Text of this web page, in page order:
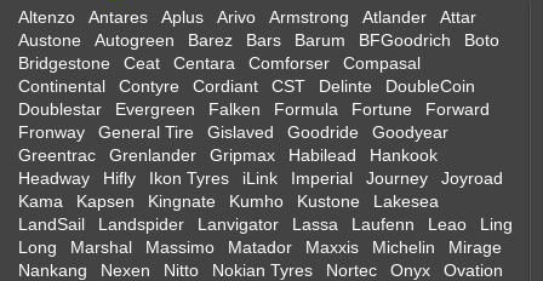
Altenzo Antares Aplus Arivo Armstrong Atlander
Attar
Austone
Autogreen Barez Bars Barum BFGoodrich
Boto
Bridgestone
Ceat Centara Comforser
Compasal
Continental
Contyre Cordiant CST Delinte
DoubleCoin
Doublestar
Evergreen Falken Formula Fortune
Forward
Fronway
General Tire Gislaved Goodride
Goodyear
Greentrac
Grenlander Gripmax Habilead
Hankook
Headway
Hifly Ikon Tyres iLink Imperial Journey
Joyroad
Kama
Kapsen Kingnate Kumho Kustone
Lakesea
LandSail
Landspider Lanvigator Lassa Laufenn Leao
Ling
Long
Marshal Massimo Matador Maxxis Michelin
Mirage
Nankang
Nexen Nitto Nokian Tyres Nortec Onyx
Ovation